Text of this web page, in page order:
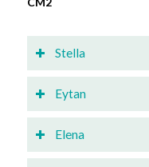
Stella
Eytan
Elena